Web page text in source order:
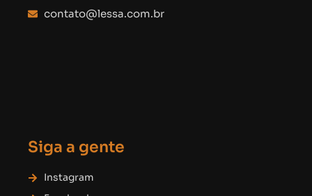
contato@lessa.com.br
Siga a gente
Instagram